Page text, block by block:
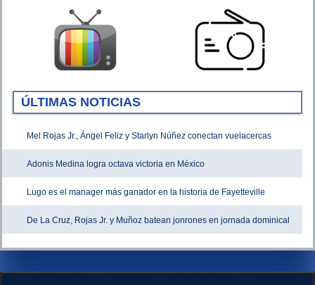
ÚLTIMAS NOTICIAS
Mel Rojas Jr., Ángel Feliz y Starlyn Núñez conectan vuelacercas
Adonis Medina logra octava victoria en México
Lugo es el manager más ganador en la historia de Fayetteville
De La Cruz, Rojas Jr. y Muñoz batean jonrones en jornada dominical